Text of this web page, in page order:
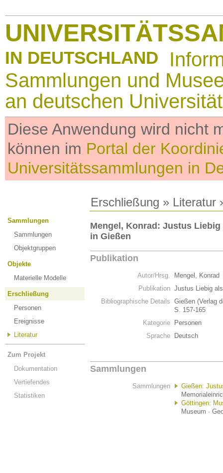
IN DEUTSCHLAND
Sammlungen und
an deutschen
Diese Anwendung wird nicht
können im Portal der
Universitätssammlungen in
Erschließung » Literatur
Sammlungen
Sammlungen
Objektgruppen
Objekte
Materielle Modelle
Erschließung
Personen
Ereignisse
Literatur
Zum Projekt
Dokumentation
Vertiefendes
Statistiken
Mengel, Konrad: Justus
in Gießen
Publikation
Autor/Hrsg.
Mengel, Konrad
Publikation Justus Liebig
Bibliographische Details Gießen (Verlag
S. 157-165
Kategorie
Personen
Sprache
Deutsch
Sammlungen
Sammlungen
Gießen:
Göttingen:
Museum ·